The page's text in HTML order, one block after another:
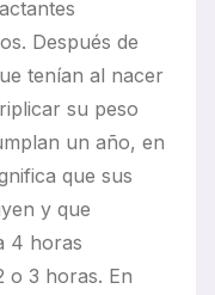
Después de
tenían al nacer
su peso
un año, en
que sus
y que
4 horas
o 3 horas. En